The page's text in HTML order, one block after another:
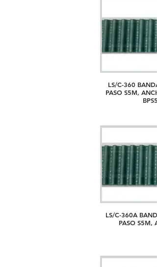
LS/C-360
PASO S5M,
LS/C-360A
PASO S5M,